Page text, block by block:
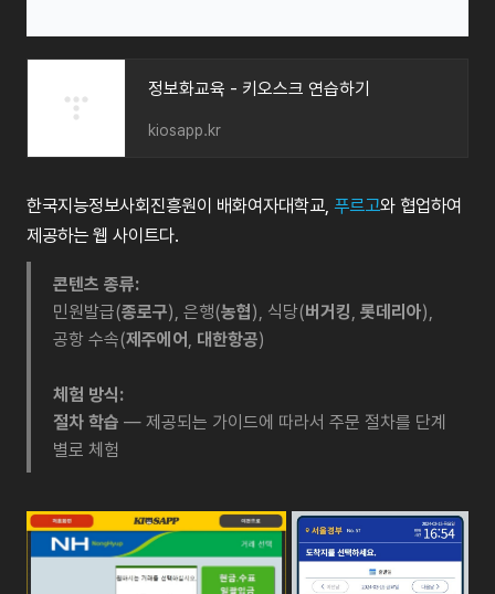
정보화교육 - 키오스크 연습하기
kiosapp.kr
한국지능정보사회진흥원이 배화여자대학교, 푸르고와 협업하여
제공하는 웹 사이트다.
콘텐츠 종류:
민원발급(종로구), 은행(농협), 식당(버거킹, 롯데리아),
공항 수속(제주에어 , 대한항공)
체험 방식:
절차 학습 — 제공되는 가이드에 따라서 주문 절차를 단계
별로 체험